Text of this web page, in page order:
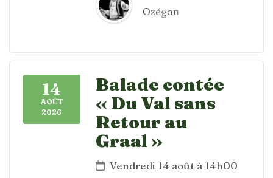
Ozégan
14
AOÛT
2026
Balade contée
« Du Val sans
Retour au
Graal »
Vendredi 14 août à 14h00